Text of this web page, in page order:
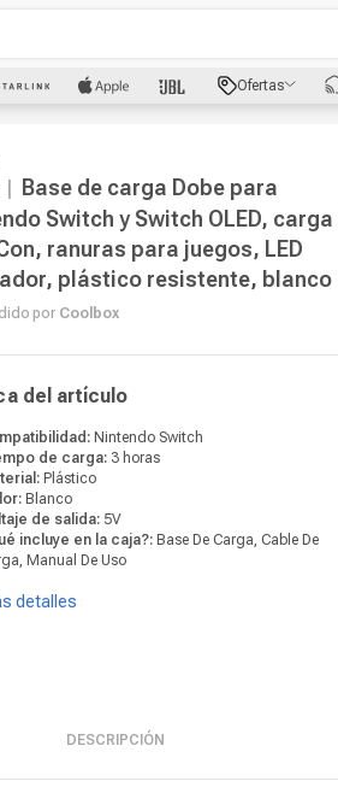
Ofertas
Base de carga Dobe para
Switch y Switch OLED, carga
ranuras para juegos, LED
plástico resistente, blanco
por Coolbox
del artículo
Nintendo Switch
de carga: 3 horas
Plástico
Blanco
de salida: 5V
incluye en la caja?: Base De Carga, Cable De
Manual De Uso
detalles
DESCRIPCIÓN